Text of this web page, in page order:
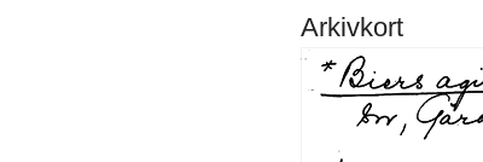
Arkivkort